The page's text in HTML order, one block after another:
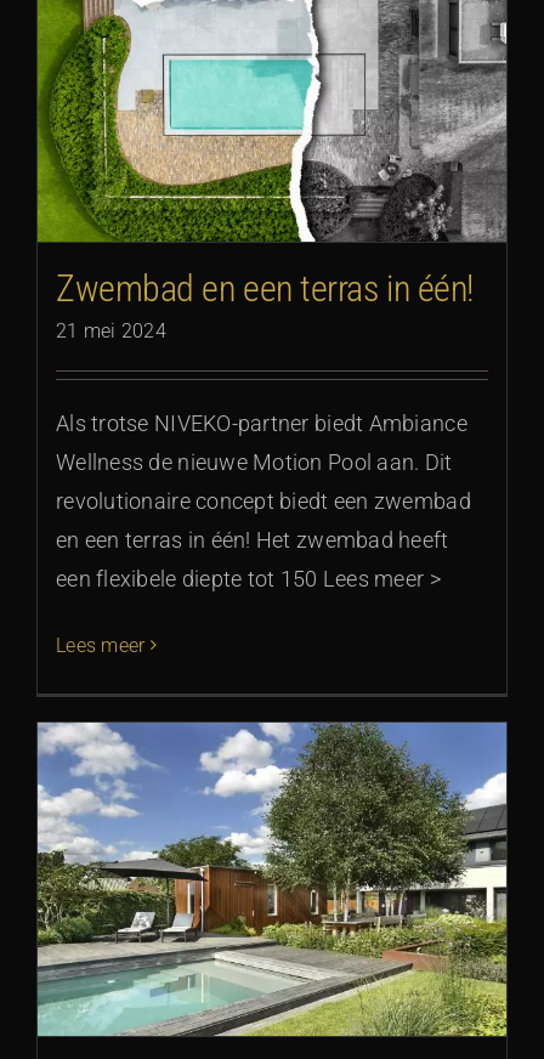
Zwembad en een terras in één!
21 mei 2024
Als trotse NIVEKO-partner biedt Ambiance
Wellness de nieuwe Motion Pool aan. Dit
revolutionaire concept biedt een zwembad
en een terras in één! Het zwembad heeft
een flexibele diepte tot 150 Lees meer >
Lees meer